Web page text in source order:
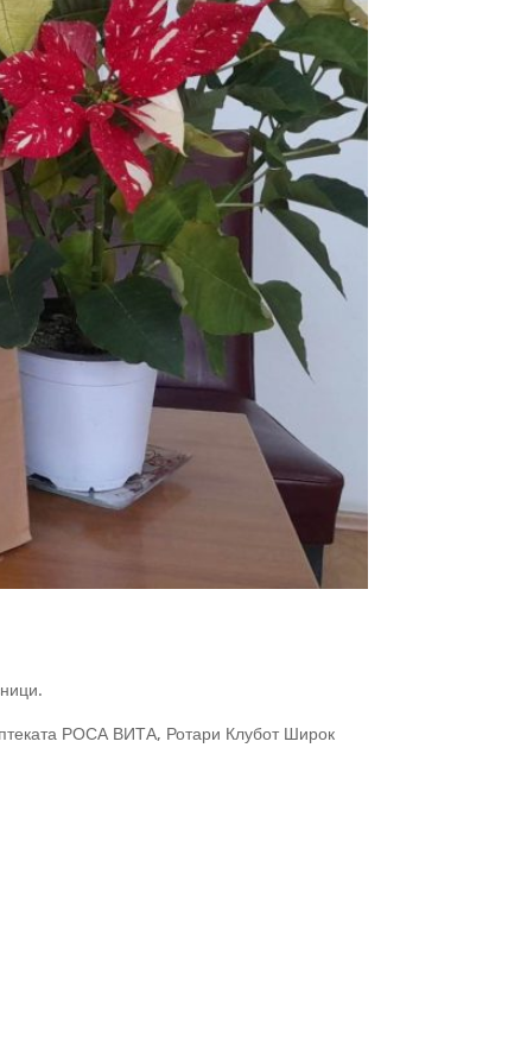
РОСА ВИТА, Ротари Клубот Широк